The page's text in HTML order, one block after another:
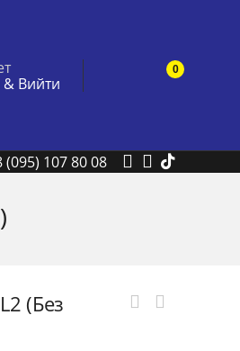
& Вийти
0
(095) 107 80 08
(без